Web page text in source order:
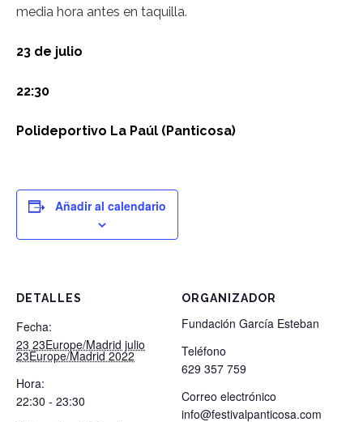
media hora antes en taquilla.
23 de julio
22:30
Polideportivo La Paúl (Panticosa)
Añadir al calendario
DETALLES
Fecha:
23 23Europe/Madrid julio
23Europe/Madrid 2022
Hora:
22:30 - 23:30
ORGANIZADOR
Fundación García Esteban
Teléfono
629 357 759
Correo electrónico
info@festivalpanticosa.com